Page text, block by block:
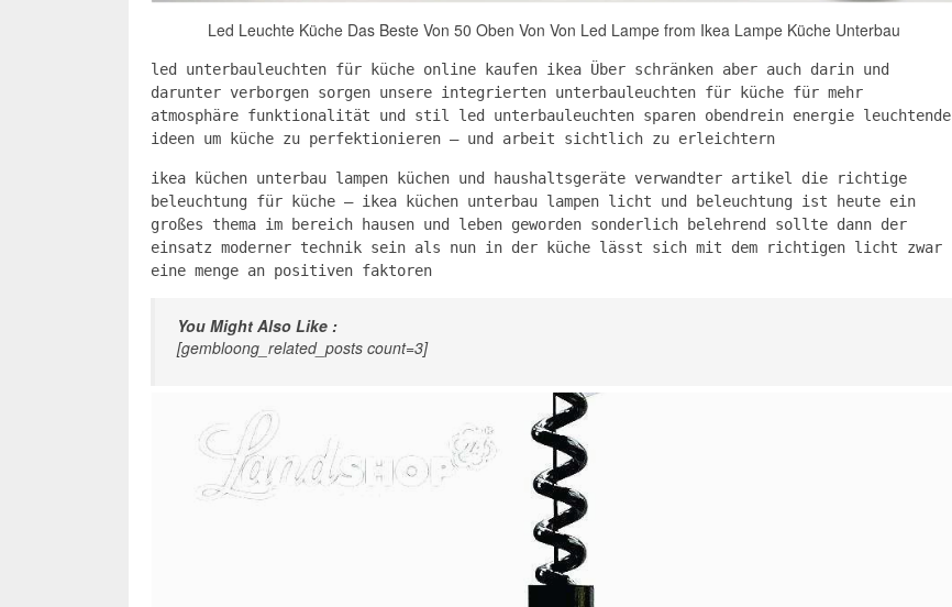
Led Leuchte Küche Das Beste Von 50 Oben Von Von Led Lampe from Ikea Lampe Küche Unterbau
led unterbauleuchten für küche online kaufen ikea Über schränken aber auch darin und
darunter verborgen sorgen unsere integrierten unterbauleuchten für küche für mehr
atmosphäre funktionalität und stil led unterbauleuchten sparen obendrein energie leuchtende
ideen um küche zu perfektionieren ‒ und arbeit sichtlich zu erleichtern
ikea küchen unterbau lampen küchen und haushaltsgeräte verwandter artikel die richtige
beleuchtung für küche – ikea küchen unterbau lampen licht und beleuchtung ist heute ein
großes thema im bereich hausen und leben geworden sonderlich belehrend sollte dann der
einsatz moderner technik sein als nun in der küche lässt sich mit dem richtigen licht zwar
eine menge an positiven faktoren
You Might Also Like :
[gembloong_related_posts count=3]